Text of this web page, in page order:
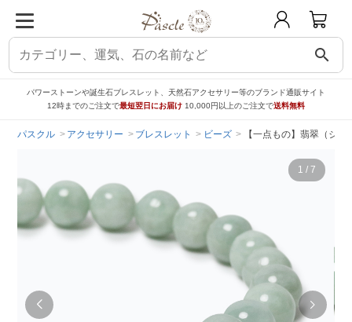
search
パワーストーンや誕生石ブレスレット、天然石アクセサリー等のブランド通販サイト
12時までのご注文で最短翌日にお届け 10,000円以上のご注文で送料無料
パスクル アクセサリー ブレスレット ビーズ 【一点もの】翡翠（ジ
1 / 7